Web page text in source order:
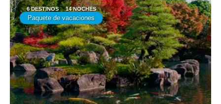
6 DESTINOS 14 NOCHES
Paquete de vacaciones